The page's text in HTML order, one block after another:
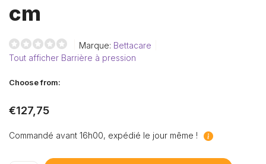
cm
Marque: Bettacare
Tout afficher Barrière à pression
Choose from:
€127,75
Commandé avant 16h00, expédié le jour même !